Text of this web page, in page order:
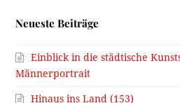
Neueste Beiträge
Einblick in die städtische
Männerportrait
Hinaus ins Land (153)